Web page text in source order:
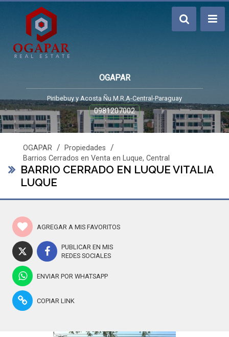
OGAPAR
Piribebuy y Acosta Ñu M.R.A-Central-Paraguay
0981207002
OGAPAR / Propiedades /
Barrios Cerrados en Venta en Luque, Central
BARRIO CERRADO EN LUQUE VITALIA
LUQUE
AGREGAR A MIS FAVORITOS
PUBLICAR EN MIS
REDES SOCIALES
ENVIAR POR WHATSAPP
COPIAR LINK